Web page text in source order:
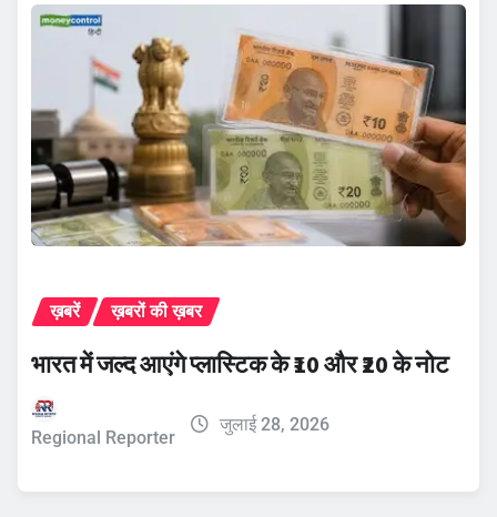
ख़बरें ख़बरों की ख़बर
भारत में जल्द आएंगे प्लास्टिक के ₹10 और ₹20 के नोट
Regional Reporter
जुलाई 28, 2026